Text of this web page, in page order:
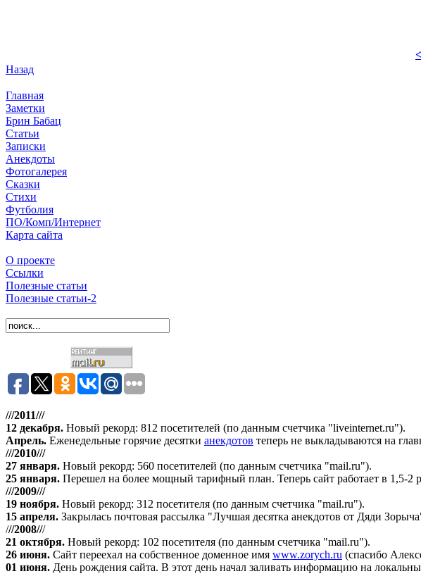
Назад
Главная
Заметки
Брин Бабац
Статьи
Записки
Анекдоты
Фотогалерея
Сказки
Стихи
Футболия
ПО/Комп/Интернет
Карта сайта
О проекте
Ссылки
Полезные статьи
Полезные статьи-2
///2011///
12 декабря. Новый рекорд: 812 посетителей (по данным счетчика "liveinternet.ru").
Апрель. Еженедельные горячие десятки анекдотов теперь не выкладываются на
///2010///
27 января. Новый рекорд: 560 посетителей (по данным счетчика "mail.ru").
25 января. Перешел на более мощный тарифный план. Теперь сайт работает в 1,5-2
///2009///
19 ноября. Новый рекорд: 312 посетителя (по данным счетчика "mail.ru").
15 апреля. Закрылась почтовая рассылка "Лучшая десятка анекдотов от Дяди
///2008///
21 октября. Новый рекорд: 102 посетителя (по данным счетчика "mail.ru").
26 июня. Сайт переехал на собственное доменное имя www.zorych.ru (спасибо
01 июня. День рождения сайта. В этот день начал заливать информацию на